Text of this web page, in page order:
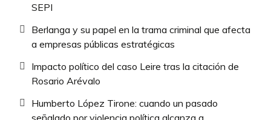
SEPI
Berlanga y su papel en la trama criminal que afecta
a empresas públicas estratégicas
Impacto político del caso Leire tras la citación de
Rosario Arévalo
Humberto López Tirone: cuando un pasado
señalado por violencia política alcanza a